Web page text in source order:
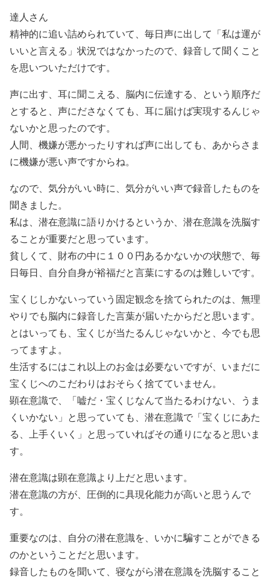
達人さん
精神的に追い詰められていて、毎日声に出して「私は運が
いいと言える」状況ではなかったので、録音して聞くこと
を思いついただけです。
声に出す、耳に聞こえる、脳内に伝達する、という順序だ
とすると、声にださなくても、耳に届けば実現するんじゃ
ないかと思ったのです。
人間、機嫌が悪かったりすれば声に出しても、あからさま
に機嫌が悪い声ですからね。
なので、気分がいい時に、気分がいい声で録音したものを
聞きました。
私は、潜在意識に語りかけるというか、潜在意識を洗脳す
ることが重要だと思っています。
貧しくて、財布の中に１００円あるかないかの状態で、毎
日毎日、自分自身が裕福だと言葉にするのは難しいです。
宝くじしかないっていう固定観念を捨てられたのは、無理
やりでも脳内に録音した言葉が届いたからだと思います。
とはいっても、宝くじが当たるんじゃないかと、今でも思
ってますよ。
生活するにはこれ以上のお金は必要ないですが、いまだに
宝くじへのこだわりはおそらく捨てていません。
顕在意識で、「嘘だ・宝くじなんて当たるわけない、うま
くいかない」と思っていても、潜在意識で「宝くじにあた
る、上手くいく」と思っていればその通りになると思いま
す。
潜在意識は顕在意識より上だと思います。
潜在意識の方が、圧倒的に具現化能力が高いと思うんで
す。
重要なのは、自分の潜在意識を、いかに騙すことができる
のかということだと思います。
録音したものを聞いて、寝ながら潜在意識を洗脳すること